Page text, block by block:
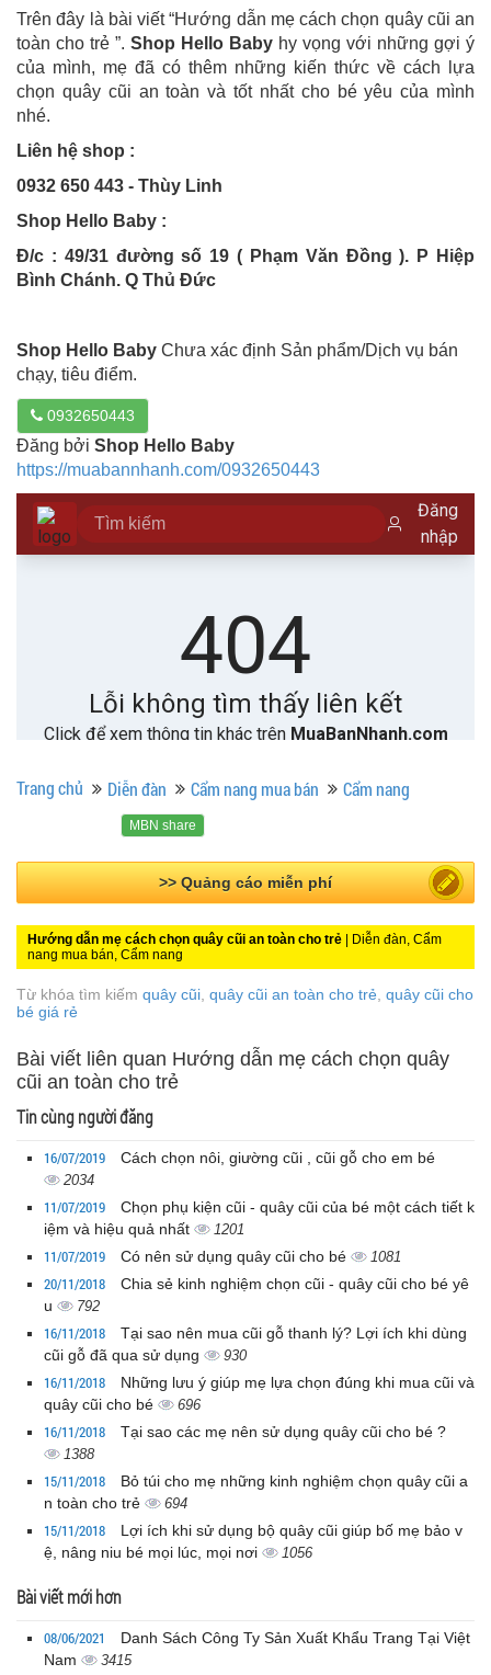
Trên đây là bài viết “Hướng dẫn mẹ cách chọn quây cũi an
toàn cho trẻ ”. Shop Hello Baby hy vọng với những gợi ý
của mình, mẹ đã có thêm những kiến thức về cách lựa
chọn quây cũi an toàn và tốt nhất cho bé yêu của mình
nhé.
Liên hệ shop :
0932 650 443 - Thùy Linh
Shop Hello Baby :
Đ/c : 49/31 đường số 19 ( Phạm Văn Đồng ). P Hiệp
Bình Chánh. Q Thủ Đức
Shop Hello Baby Chưa xác định Sản phẩm/Dịch vụ bán
chạy, tiêu điểm.
0932650443
Đăng bởi Shop Hello Baby
https://muabannhanh.com/0932650443
Trang chủ Diễn đàn Cẩm nang mua bán Cẩm nang
MBN share
>> Bài PR miễn phí
Hướng dẫn mẹ cách chọn quây cũi an toàn cho trẻ | Diễn đàn, Cẩm
nang mua bán, Cẩm nang
Từ khóa tìm kiếm quây cũi quây cũi an toàn cho trẻ quây cũi cho
bé giá rẻ
Bài viết liên quan Hướng dẫn mẹ cách chọn quây
cũi an toàn cho trẻ
Tin cùng người đăng
16/07/2019 Cách chọn nôi, giường cũi , cũi gỗ cho em bé
2034
11/07/2019
Chọn phụ kiện cũi - quây cũi của bé một cách tiết k
iệm và hiệu quả nhất
1201
11/07/2019 Có nên sử dụng quây cũi cho bé 1081
20/11/2018
Chia sẻ kinh nghiệm chọn cũi - quây cũi cho bé yê
u
792
16/11/2018
Tại sao nên mua cũi gỗ thanh lý? Lợi ích khi dùng
cũi gỗ đã qua sử dụng
930
16/11/2018
Những lưu ý giúp mẹ lựa chọn đúng khi mua cũi và
quây cũi cho bé
696
16/11/2018 Tại sao các mẹ nên sử dụng quây cũi cho bé ?
1388
15/11/2018
Bỏ túi cho mẹ những kinh nghiệm chọn quây cũi a
n toàn cho trẻ
694
15/11/2018
Lợi ích khi sử dụng bộ quây cũi giúp bố mẹ bảo v
ệ, nâng niu bé mọi lúc, mọi nơi
1056
Bài viết mới hơn
08/06/2021
Danh Sách Công Ty Sản Xuất Khẩu Trang Tại Việt
Nam
3415